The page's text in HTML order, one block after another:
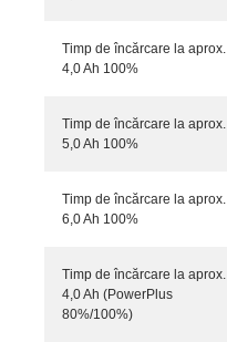
Timp de încărcare la aprox.
4,0 Ah 100%
Timp de încărcare la aprox.
5,0 Ah 100%
Timp de încărcare la aprox.
6,0 Ah 100%
Timp de încărcare la aprox.
4,0 Ah (PowerPlus
80%/100%)